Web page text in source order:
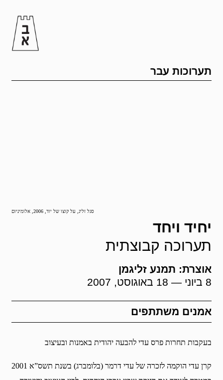
תערוכות עבר
סגל זליג, על קוצו של יוד, 2006, אלומיניום
יחיד ויחד
תערוכה קבוצתית
אוצרת: תמנע זליגמן
8 ביוני — 18 באוגוסט, 2007
בעקבות תחרות פרס עדי להבעה יהודית באמנות ובעיצוב
קרן עדי הוקמה לזכרה של עדי דרמר (בלומברג) בשנת תשס”א 2001
אמנים משתתפים